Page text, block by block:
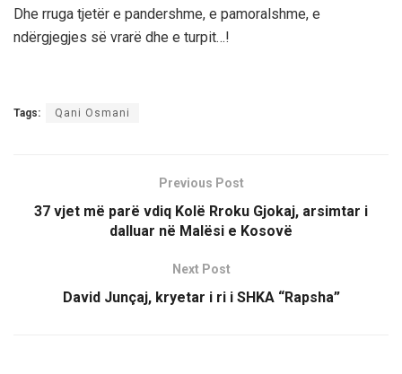
Dhe rruga tjetër e pandershme, e pamoralshme, e
ndërgjegjes së vrarë dhe e turpit…!
Tags: Qani Osmani
Previous Post
37 vjet më parë vdiq Kolë Rroku Gjokaj, arsimtar i
dalluar në Malësi e Kosovë
Next Post
David Junçaj, kryetar i ri i SHKA “Rapsha”